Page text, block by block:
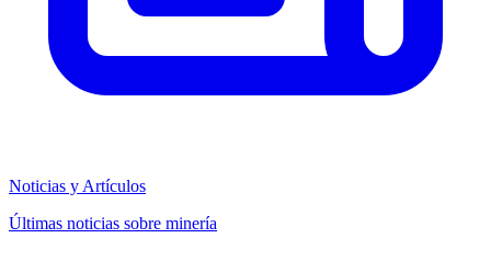
Noticias y Artículos
Últimas noticias sobre minería